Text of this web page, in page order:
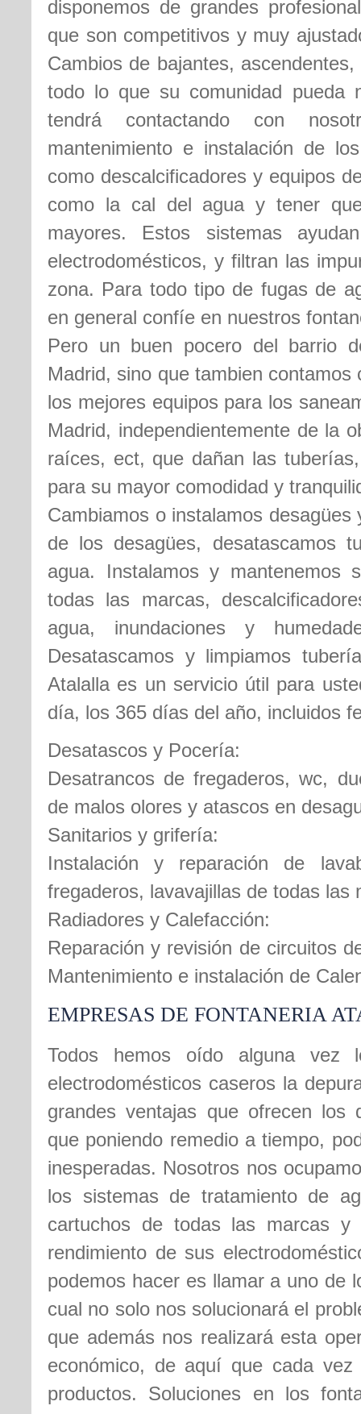
disponemos de grandes
que son competitivos y muy
Cambios de bajantes,
todo lo que su comunidad pueda
tendrá contactando con
mantenimiento e instalación de
como descalcificadores y equipos
como la cal del agua y tener
mayores. Estos sistemas
electrodomésticos, y filtran las
zona. Para todo tipo de fugas de
en general confíe en nuestros
Pero un buen pocero del barrio
Madrid, sino que tambien
los mejores equipos para los
Madrid, independientemente de la
raíces, ect, que dañan las
para su mayor comodidad y
Cambiamos o instalamos
de los desagües, desatascamos
agua. Instalamos y mantenemos
todas las marcas,
agua, inundaciones y
Desatascamos y limpiamos
Atalalla es un servicio útil para
día, los 365 días del año, incluidos
Desatascos y Pocería:
Desatrancos de fregaderos, wc,
de malos olores y atascos en
Sanitarios y grifería:
Instalación y reparación de
fregaderos, lavavajillas de todas las
Radiadores y Calefacción:
Reparación y revisión de circuitos
Mantenimiento e instalación de
EMPRESAS DE FONTANERIA
Todos hemos oído alguna vez
electrodomésticos caseros la
grandes ventajas que ofrecen los
que poniendo remedio a tiempo,
inesperadas. Nosotros nos
los sistemas de tratamiento de
cartuchos de todas las marcas
rendimiento de sus
podemos hacer es llamar a uno de
cual no solo nos solucionará el
que además nos realizará esta
económico, de aquí que cada
productos. Soluciones en los